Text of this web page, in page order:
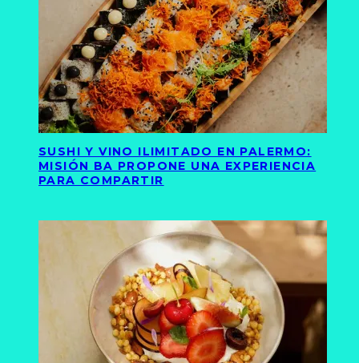
SUSHI Y VINO ILIMITADO EN PALERMO:
MISIÓN BA PROPONE UNA EXPERIENCIA
PARA COMPARTIR